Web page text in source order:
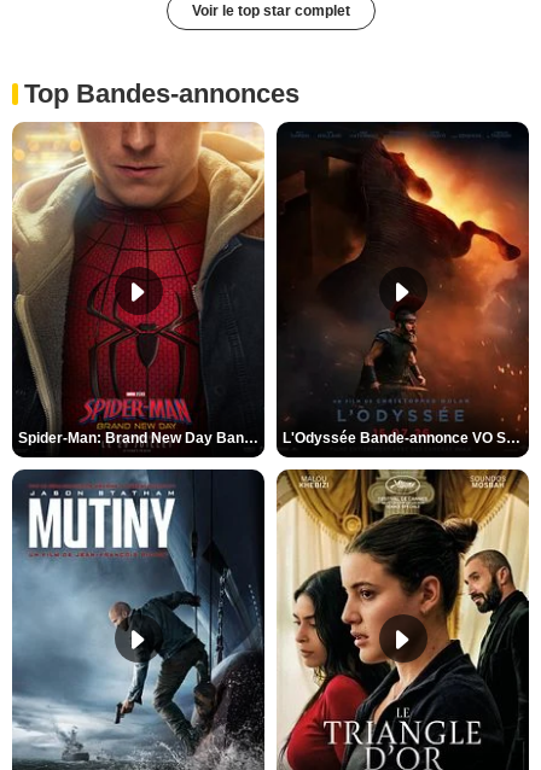
Voir le top star complet
Top Bandes-annonces
Spider-Man: Brand New Day Bande-annonce VO STFR L'Odyssée Bande-annonce VO STFR